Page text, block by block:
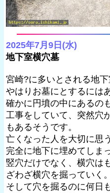
2025年7月9日(水)
地下室横穴墓
宮崎?に多いとされる地
やはりお墓にとするには
確かに円墳の中にあるの
工事をしていて、突然穴
もあるそうです。
亡くなった人を大切に思
完全に地下に埋めてしま
竪穴だけでなく、横穴は
ざわざ横穴を掘っていく。
そして穴を掘るのに何日